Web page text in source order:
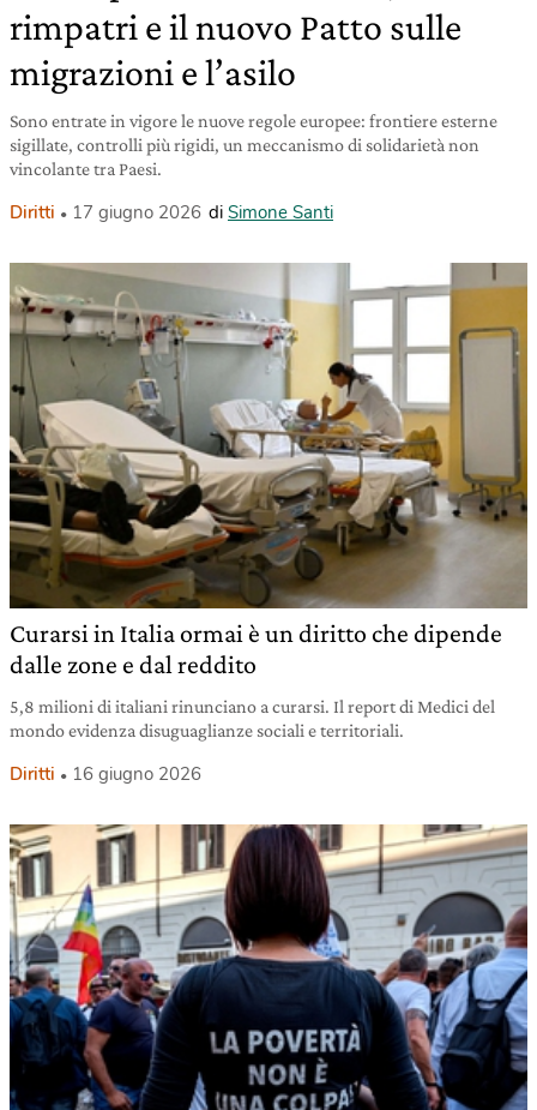
rimpatri e il nuovo Patto sulle
migrazioni e l’asilo
Sono entrate in vigore le nuove regole europee: frontiere esterne
sigillate, controlli più rigidi, un meccanismo di solidarietà non
vincolante tra Paesi.
Diritti 17 giugno 2026 di Simone Santi
Curarsi in Italia ormai è un diritto che dipende
dalle zone e dal reddito
5,8 milioni di italiani rinunciano a curarsi. Il report di Medici del
mondo evidenza disuguaglianze sociali e territoriali.
Diritti 16 giugno 2026